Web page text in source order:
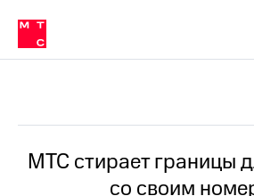
связь
Сервисы и подписки
30% на связь
кабинеты
Мобильная
и
Спутниковое
в МТС
Услуги
МТС стирает границы
со своим